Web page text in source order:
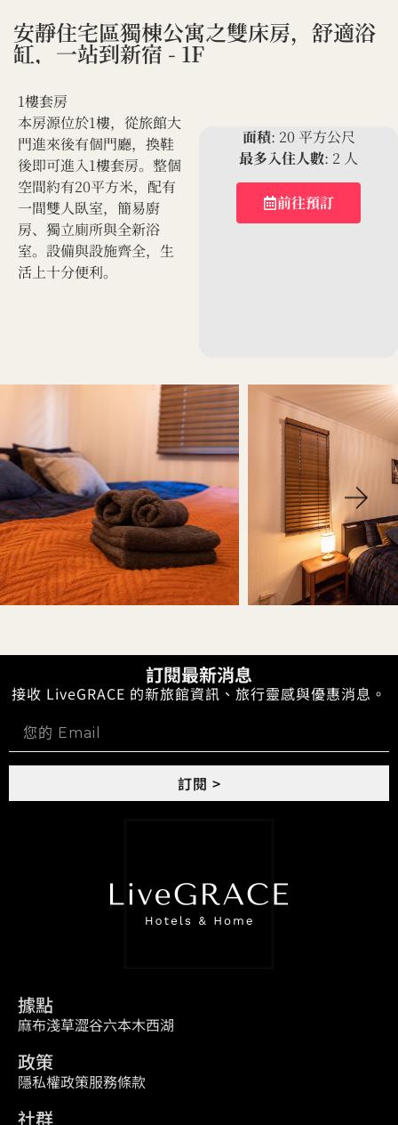
安靜住宅區獨棟公寓之雙床房，舒適浴
缸，一站到新宿 - 1F
1樓套房
本房源位於1樓，從旅館大
門進來後有個門廳，換鞋
後即可進入1樓套房。整個
空間約有20平方米，配有
一間雙人臥室，簡易廚
房、獨立廁所與全新浴
室。設備與設施齊全，生
活上十分便利。
面積: 20 平方公尺
最多入住人數: 2 人
前往預訂
訂閱最新消息
接收 LiveGRACE 的新旅館資訊、旅行靈感與優惠消息。
訂閱 >
據點
麻布淺草澀谷六本木西湖
政策
隱私權政策服務條款
社群